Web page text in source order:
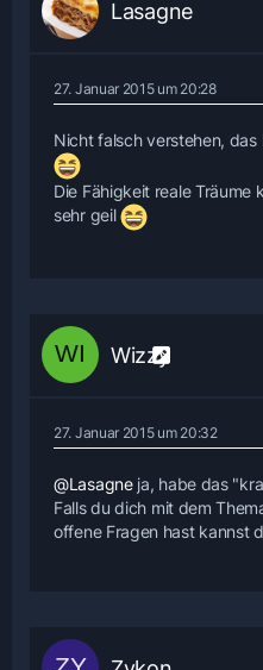
Lasagne
27. Januar 2015 um 20:28
Nicht falsch verstehen,
Die Fähigkeit reale Träume
sehr geil
Wizzy
27. Januar 2015 um 20:32
@Lasagneja, habe das
Falls du dich mit dem
offene Fragen hast kannst